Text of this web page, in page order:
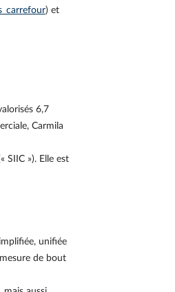
) et
6,7
Carmila
SIIC »). Elle est
unifiée
de bout